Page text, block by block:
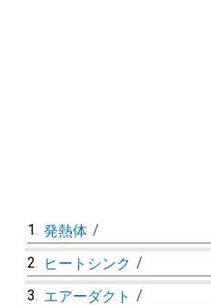
1. 発熱体 /
2. ヒートシンク /
3. エアーダクト /